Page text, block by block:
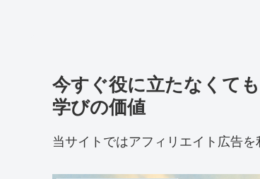
今すぐ役に立たなくて
学びの価値
当サイトではアフィリエイト広告を